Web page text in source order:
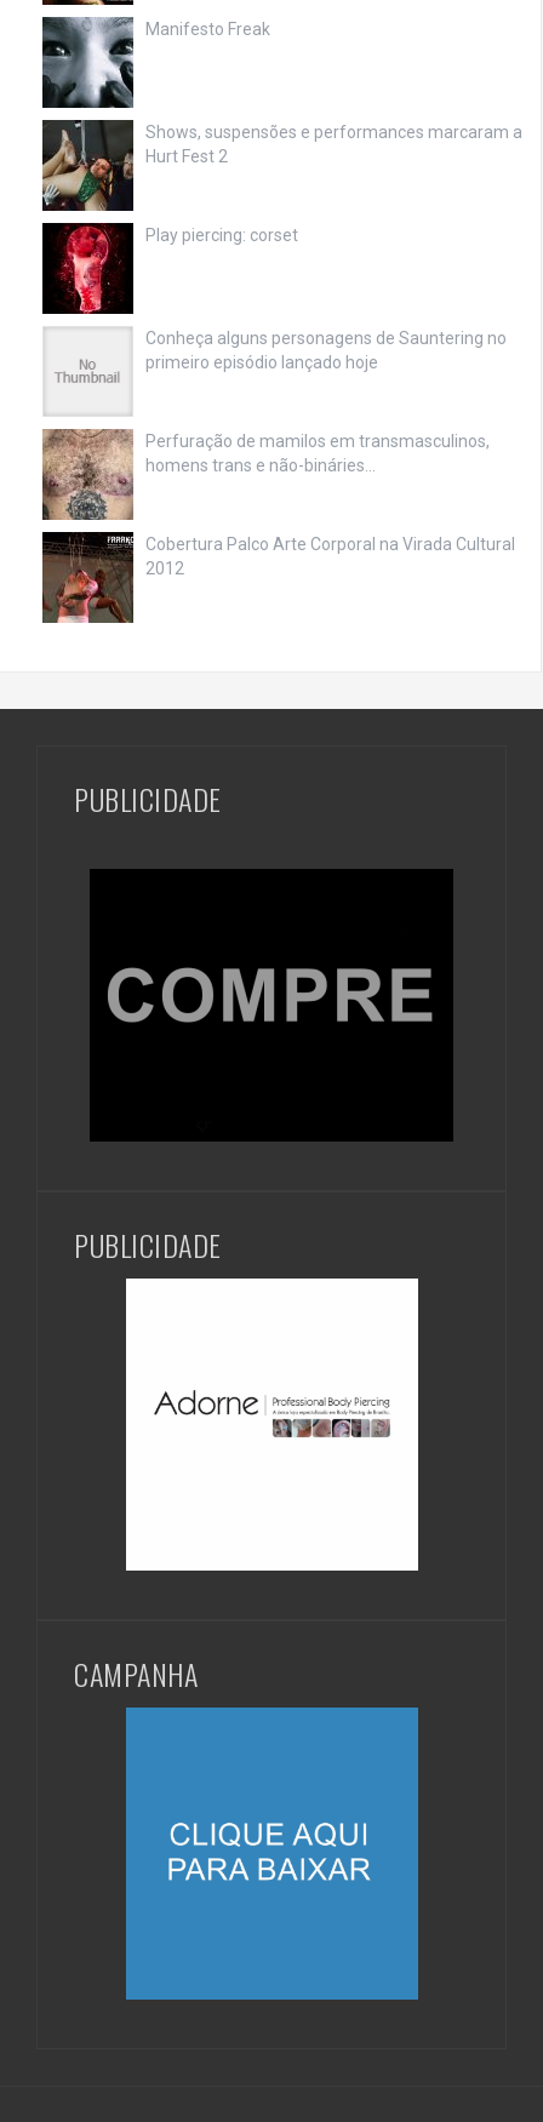
Manifesto Freak
Shows, suspensões e performances marcaram a
Hurt Fest 2
Play piercing: corset
Conheça alguns personagens de Sauntering no
primeiro episódio lançado hoje
Perfuração de mamilos em transmasculinos,
homens trans e não-bináries…
Cobertura Palco Arte Corporal na Virada Cultural
2012
PUBLICIDADE
PUBLICIDADE
CAMPANHA